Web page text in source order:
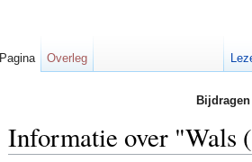
Informatie over "Wals
Pagina Overleg